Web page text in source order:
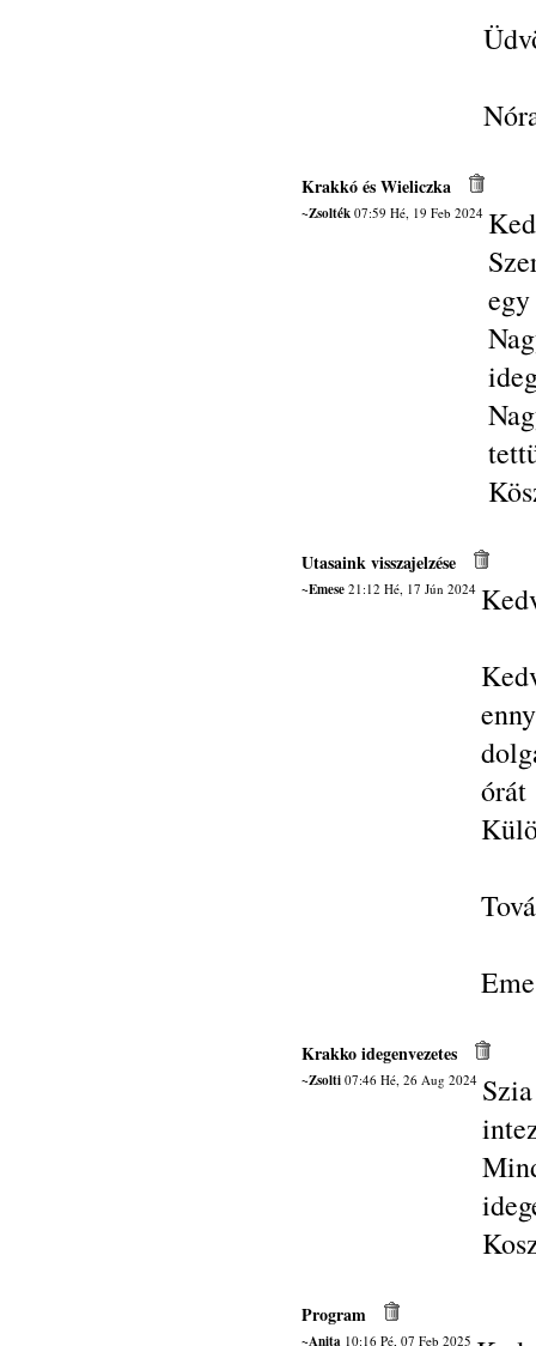
Krakkó és Wieliczka
~Zsolték07:59 Hé, 19 Feb 2024
Utasaink visszajelzése
~Emese21:12 Hé, 17 Jún 2024
Krakko idegenvezetes
~Zsolti07:46 Hé, 26 Aug 2024
Program
~Anita10:16 Pé, 07 Feb 2025